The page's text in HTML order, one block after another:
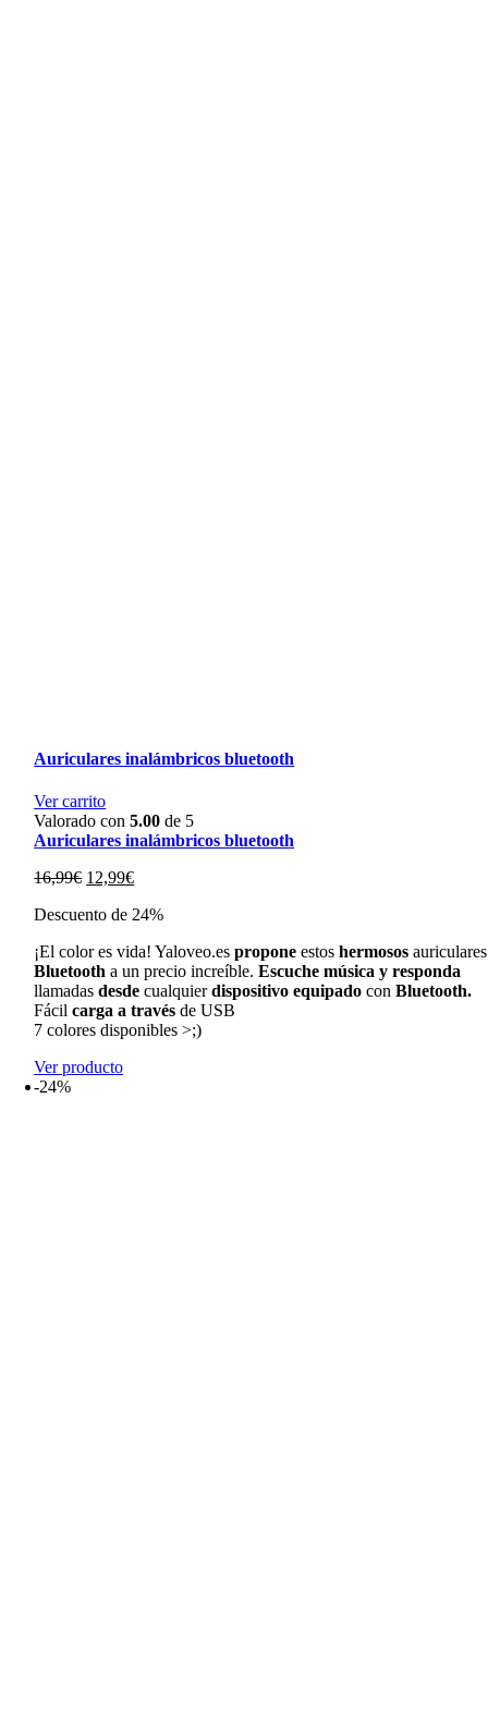
Auriculares inalámbricos bluetooth
Ver carrito
Valorado con5.00 de 5
Auriculares inalámbricos bluetooth
16,99€ El
original
16,99€.
12,99€El
actual
12,99€.
Descuento de 24%
¡El color es vida! Yaloveo.espropone estoshermosos auriculares
Bluetooth a un precio increíble.Escuche música y responda
llamadasdesde cualquierdispositivo equipado conBluetooth.
Fácilcarga a través de USB
7 colores disponibles >;)
Ver producto
-24%